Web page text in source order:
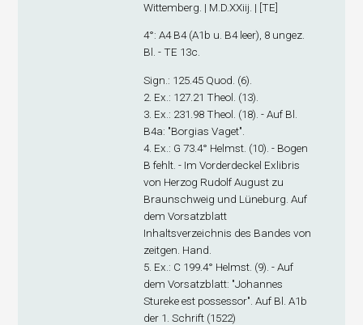
Wittemberg. | M.D.XXiij. | [TE]
4°: A4B4(A1b u. B4 leer), 8 ungez.
Bl. - TE 13c.
Sign. : 125.45 Quod. (6).
2. Ex. : 127.21 Theol. (13).
3. Ex. : 231.98 Theol. (18). - Auf Bl.
B4a: "Borgias Vaget".
4. Ex. : G 73.4° Helmst. (10). - Bogen
B fehlt. - Im Vorderdeckel Exlibris
von Herzog Rudolf August zu
Braunschweig und Lüneburg. Auf
dem Vorsatzblatt
Inhaltsverzeichnis des Bandes von
zeitgen. Hand.
5. Ex. : C 199.4° Helmst. (9). - Auf
dem Vorsatzblatt: "Johannes
Stureke est possessor". Auf Bl. A1b
der 1. Schrift (1522)